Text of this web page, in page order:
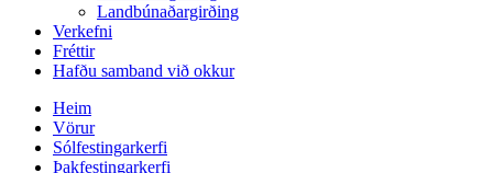
Landbúnaðargirðing
Verkefni
Fréttir
Hafðu samband við okkur
Heim
Vörur
Sólfestingarkerfi
Þakfestingarkerfi